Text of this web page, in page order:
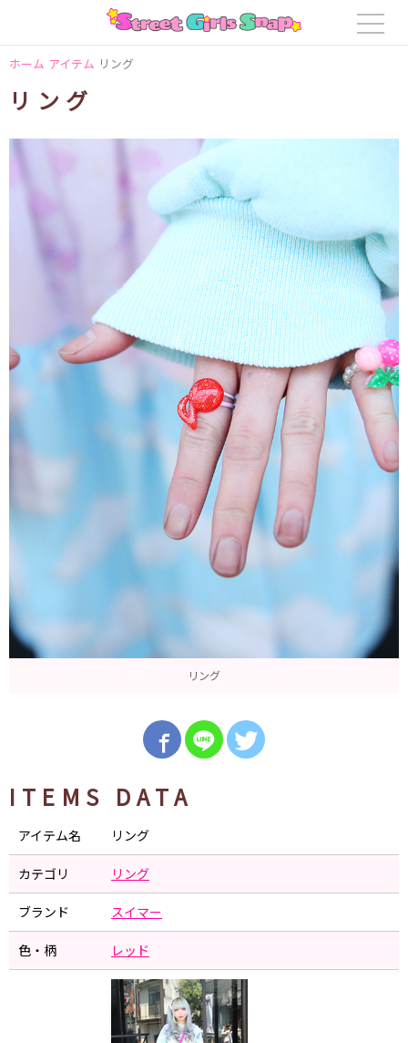
ホーム アイテム リング
リング
リング
ITEMS DATA
アイテム名 リング
カテゴリ リング
ブランド スイマー
色・柄 レッド